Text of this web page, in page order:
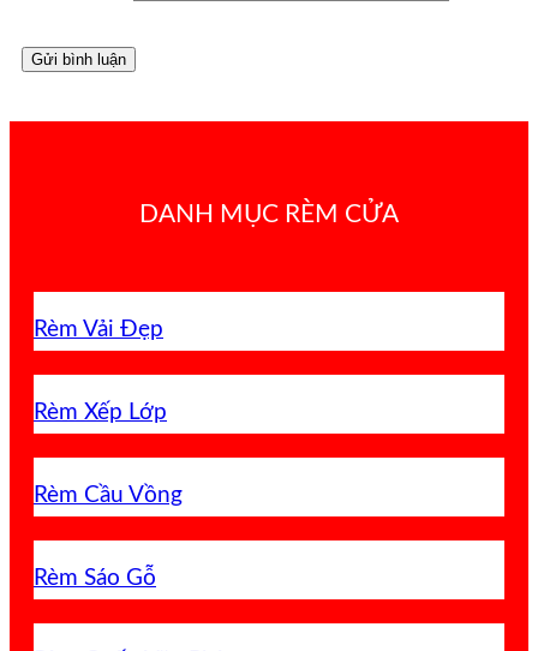
DANH MỤC RÈM CỬA
Rèm Vải Đẹp
Rèm Xếp Lớp
Rèm Cầu Vồng
Rèm Sáo Gỗ